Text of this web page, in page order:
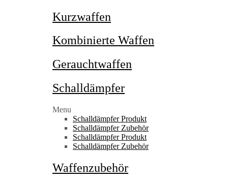
Kurzwaffen
Kombinierte Waffen
Gerauchtwaffen
Schalldämpfer
Menu
Schalldämpfer Produkt
Schalldämpfer Zubehör
Schalldämpfer Produkt
Schalldämpfer Zubehör
Waffenzubehör